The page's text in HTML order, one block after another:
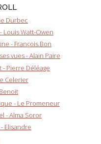
Durbec
Louis Watt-Owen
- François Bon
vues - Alain Paire
Pierre Déléage
Celerier
- Le Promeneur
- Alma Soror
Elisandre